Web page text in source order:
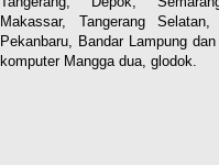
Makassar, Tangerang
Pekanbaru, Bandar Lampung
komputer Mangga dua, glodok.